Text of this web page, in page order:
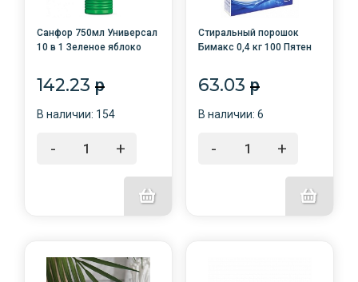
Санфор 750мл Универсал
10 в 1 Зеленое яблоко
АКЦИЯ
142.23 p
В наличии: 154
- +
Стиральный порошок
Бимакс 0,4 кг 100 Пятен
63.03 p
В наличии: 6
- +